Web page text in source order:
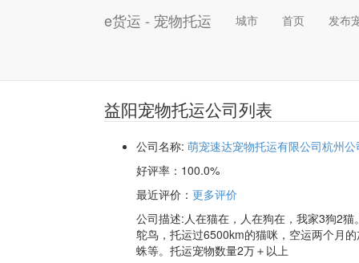
e货运 - 宠物托运 城市 首页 发布
益阳宠物托运公司列表
公司名称: 萌宠速达宠物托运有限公司杭州公
好评率： 100.0%
最近评价 ： 更多评价
公司描述:人在猫在，人在狗在，我家3狗2
鸵鸟，托运过6500km的猫咪，空运两个月
蛛等。托运宠物数量2万＋以上